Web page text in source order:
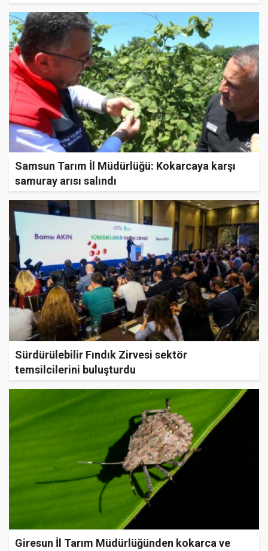
Samsun Tarım İl Müdürlüğü: Kokarcaya karşı
samuray arısı salındı
Sürdürülebilir Fındık Zirvesi sektör
temsilcilerini buluşturdu
Giresun İl Tarım Müdürlüğünden kokarca ve